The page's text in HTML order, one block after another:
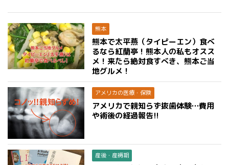
熊本
熊本で太平燕（タイピーエン）食べ
るなら紅蘭亭！熊本人の私もオスス
メ！来たら絶対食すべき、熊本ご当
地グルメ！
アメリカの医療・保険
アメリカで親知らず抜歯体験…費用
や術後の経過報告!!
産後・産褥期